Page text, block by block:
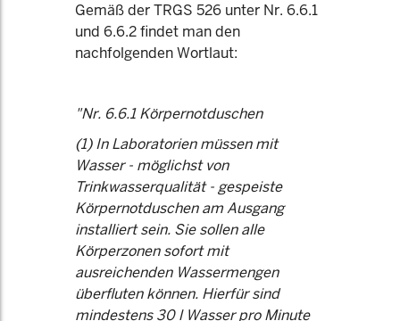
Gemäß der TRGS 526 unter Nr. 6.6.1
und 6.6.2 findet man den
nachfolgenden Wortlaut:
"Nr. 6.6.1 Körpernotduschen
(1) In Laboratorien müssen mit
Wasser - möglichst von
Trinkwasserqualität - gespeiste
Körpernotduschen am Ausgang
installiert sein. Sie sollen alle
Körperzonen sofort mit
ausreichenden Wassermengen
überfluten können. Hierfür sind
mindestens 30 l Wasser pro Minute